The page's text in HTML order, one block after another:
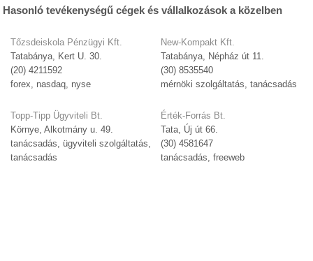
Hasonló tevékenységű cégek és vállalkozások a közelben
Tőzsdeiskola Pénzügyi Kft.
Tatabánya, Kert U. 30.
(20) 4211592
forex, nasdaq, nyse
Topp-Tipp Ügyviteli Bt.
Környe, Alkotmány u. 49.
tanácsadás, ügyviteli szolgáltatás,
tanácsadás
New-Kompakt Kft.
Tatabánya, Népház út 11.
(30) 8535540
mérnöki szolgáltatás, tanácsadás
Érték-Forrás Bt.
Tata, Új út 66.
(30) 4581647
tanácsadás, freeweb